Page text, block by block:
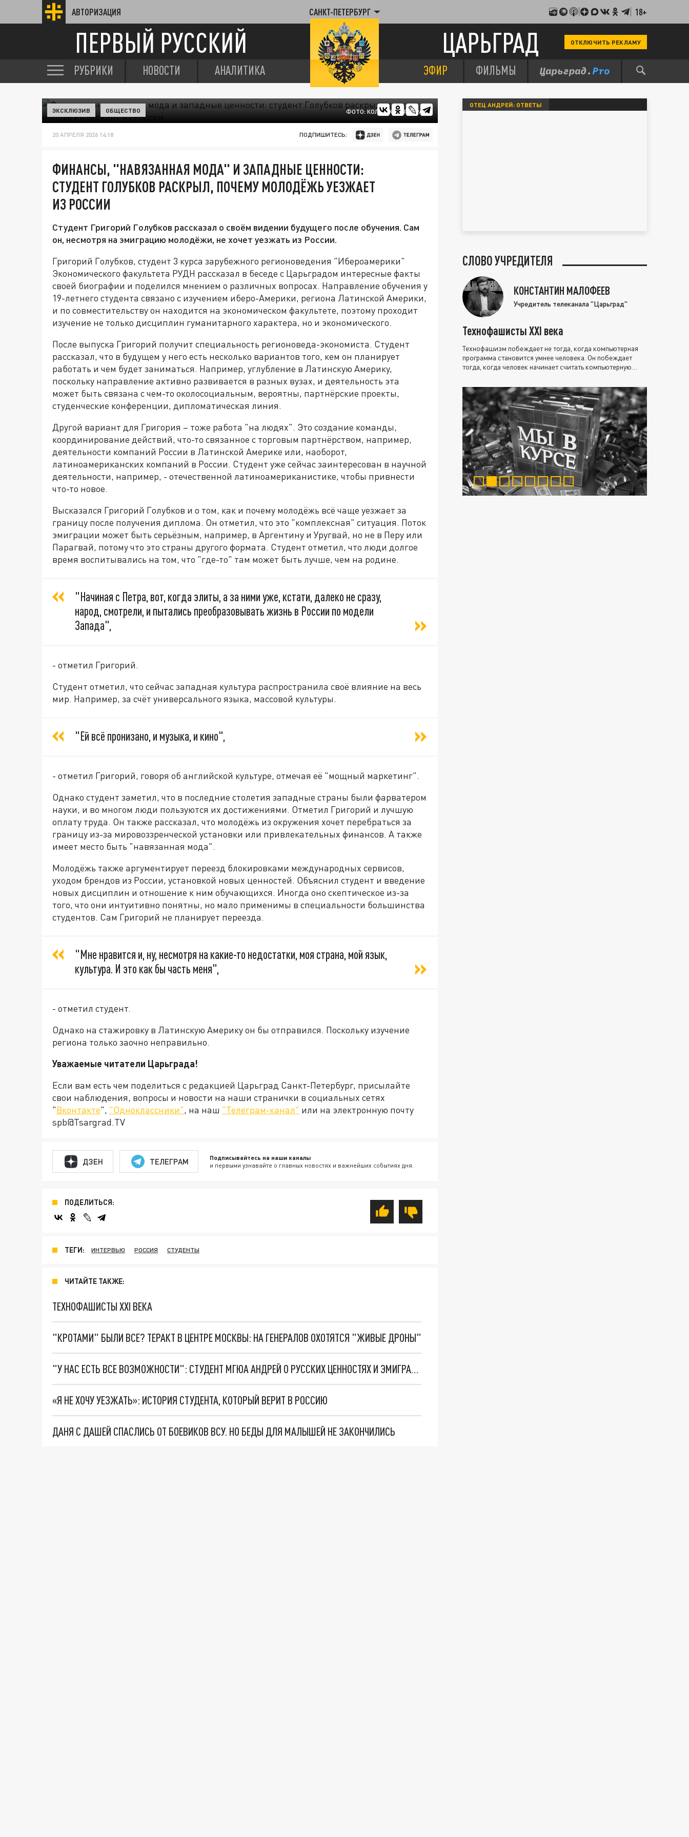
АВТОРИЗАЦИЯ САНКТ-ПЕТЕРБУРГ 18+
ПЕРВЫЙ РУССКИЙ ЦАРЬГРАД ОТКЛЮЧИТЬ РЕКЛАМУ
РУБРИКИ НОВОСТИ АНАЛИТИКА ЭФИР ФИЛЬМЫ
ФОТО: КОЛЛАЖ/ЦАРЬГРАД
ЭКСКЛЮЗИВ ОБЩЕСТВО
20 АПРЕЛЯ 2026 14:18 ПОДПИШИТЕСЬ:
ФИНАНСЫ, "НАВЯЗАННАЯ МОДА" И ЗАПАДНЫЕ ЦЕННОСТИ:
СТУДЕНТ ГОЛУБКОВ РАСКРЫЛ, ПОЧЕМУ МОЛОДЁЖЬ УЕЗЖАЕТ
ИЗ РОССИИ
Студент Григорий Голубков рассказал о своём видении будущего после обучения. Сам
он, несмотря на эмиграцию молодёжи, не хочет уезжать из России.
Григорий Голубков, студент 3 курса зарубежного регионоведения "Ибероамерики"
Экономического факультета РУДН рассказал в беседе с Царьградом интересные факты
своей биографии и поделился мнением о различных вопросах. Направление обучения у
19-летнего студента связано с изучением иберо-Америки, региона Латинской Америки,
и по совместительству он находится на экономическом факультете, поэтому проходит
изучение не только дисциплин гуманитарного характера, но и экономического.
После выпуска Григорий получит специальность регионоведа-экономиста. Студент
рассказал, что в будущем у него есть несколько вариантов того, кем он планирует
работать и чем будет заниматься. Например, углубление в Латинскую Америку,
поскольку направление активно развивается в разных вузах, и деятельность эта
может быть связана с чем-то околосоциальным, вероятны, партнёрские проекты,
студенческие конференции, дипломатическая линия.
Другой вариант для Григория – тоже работа "на людях". Это создание команды,
координирование действий, что-то связанное с торговым партнёрством, например,
деятельности компаний России в Латинской Америке или, наоборот,
латиноамериканских компаний в России. Студент уже сейчас заинтересован в научной
деятельности, например, - отечественной латиноамериканистике, чтобы привнести
что-то новое.
Высказался Григорий Голубков и о том, как и почему молодёжь всё чаще уезжает за
границу после получения диплома. Он отметил, что это "комплексная" ситуация. Поток
эмиграции может быть серьёзным, например, в Аргентину и Уругвай, но не в Перу или
Парагвай, потому что это страны другого формата. Студент отметил, что люди долгое
время воспитывались на том, что "где-то" там может быть лучше, чем на родине.
"Начиная с Петра, вот, когда элиты, а за ними уже, кстати, далеко не сразу,
народ, смотрели, и пытались преобразовывать жизнь в России по модели
Запада",
- отметил Григорий.
Студент отметил, что сейчас западная культура распространила своё влияние на весь
мир. Например, за счёт универсального языка, массовой культуры.
"Ей всё пронизано, и музыка, и кино",
- отметил Григорий, говоря об английской культуре, отмечая её "мощный маркетинг".
Однако студент заметил, что в последние столетия западные страны были фарватером
науки, и во многом люди пользуются их достижениями. Отметил Григорий и лучшую
оплату труда. Он также рассказал, что молодёжь из окружения хочет перебраться за
границу из-за мировоззренческой установки или привлекательных финансов. А также
имеет место быть "навязанная мода".
Молодёжь также аргументирует переезд блокировками международных сервисов,
уходом брендов из России, установкой новых ценностей. Объяснил студент и введение
новых дисциплин и отношение к ним обучающихся. Иногда оно скептическое из-за
того, что они интуитивно понятны, но мало применимы в специальности большинства
студентов. Сам Григорий не планирует переезда.
"Мне нравится и, ну, несмотря на какие-то недостатки, моя страна, мой язык,
культура. И это как бы часть меня",
- отметил студент.
Однако на стажировку в Латинскую Америку он бы отправился. Поскольку изучение
региона только заочно неправильно.
Уважаемые читатели Царьграда!
Если вам есть чем поделиться с редакцией Царьград Санкт-Петербург, присылайте
свои наблюдения, вопросы и новости на наши странички в социальных сетях
"Вконтакте", "Одноклассники", на наш "Телеграм-канал" или на электронную почту
spb@Tsargrad.TV
ДЗЕН ТЕЛЕГРАМ Подписывайтесь на наши каналы
и первыми узнавайте о главных новостях и важнейших событиях дня.
ПОДЕЛИТЬСЯ:
ТЕГИ: ИНТЕРВЬЮ РОССИЯ СТУДЕНТЫ
ЧИТАЙТЕ ТАКЖЕ:
ТЕХНОФАШИСТЫ XXI ВЕКА
"КРОТАМИ" БЫЛИ ВСЕ? ТЕРАКТ В ЦЕНТРЕ МОСКВЫ: НА ГЕНЕРАЛОВ ОХОТЯТСЯ "ЖИВЫЕ ДРОНЫ"
"У НАС ЕСТЬ ВСЕ ВОЗМОЖНОСТИ": СТУДЕНТ МГЮА АНДРЕЙ О РУССКИХ ЦЕННОСТЯХ И ЭМИГРАЦИИ
«Я НЕ ХОЧУ УЕЗЖАТЬ»: ИСТОРИЯ СТУДЕНТА, КОТОРЫЙ ВЕРИТ В РОССИЮ
ДАНЯ С ДАШЕЙ СПАСЛИСЬ ОТ БОЕВИКОВ ВСУ. НО БЕДЫ ДЛЯ МАЛЫШЕЙ НЕ ЗАКОНЧИЛИСЬ
ОТЕЦ АНДРЕЙ: ОТВЕТЫ
СЛОВО УЧРЕДИТЕЛЯ
КОНСТАНТИН МАЛОФЕЕВ
Учредитель телеканала "Царьград"
Технофашисты XXI века
Технофашизм побеждает не тогда, когда компьютерная
программа становится умнее человека. Он побеждает
тогда, когда человек начинает считать компьютерную